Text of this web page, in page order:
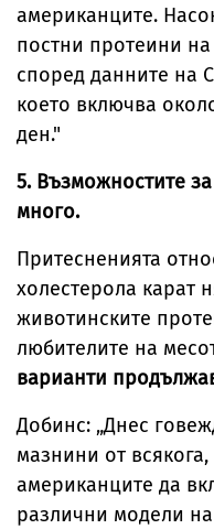
американците.
постни протеини
според данните на
което включва
ден."
5. Възможностите
много.
Притесненията
холестерола карат
животинските
любителите на
варианти
Добинс: „Днес
мазнини от
американците да
различни модели